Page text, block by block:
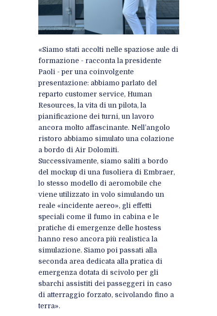
«Siamo stati accolti nelle spaziose aule di
formazione - racconta la presidente
Paoli - per una coinvolgente
presentazione: abbiamo parlato del
reparto customer service, Human
Resources, la vita di un pilota, la
pianificazione dei turni, un lavoro
ancora molto affascinante. Nell’angolo
ristoro abbiamo simulato una colazione
a bordo di Air Dolomiti.
Successivamente, siamo saliti a bordo
del mockup di una fusoliera di Embraer,
lo stesso modello di aeromobile che
viene utilizzato in volo simulando un
reale «incidente aereo», gli effetti
speciali come il fumo in cabina e le
pratiche di emergenze delle hostess
hanno reso ancora più realistica la
simulazione. Siamo poi passati alla
seconda area dedicata alla pratica di
emergenza dotata di scivolo per gli
sbarchi assistiti dei passeggeri in caso
di atterraggio forzato, scivolando fino a
terra».